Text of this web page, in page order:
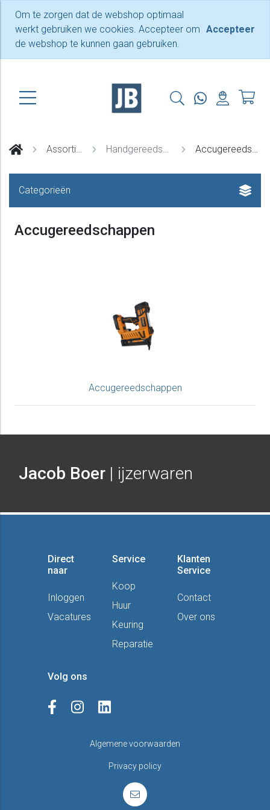
Om te zorgen dat de webshop optimaal
werkt gebruiken we cookies. Accepteer om
de webshop te kunnen gaan gebruiken.
Accepteer
Assortiment Handgereedschappen Accugereedschappen
Categorieën
Accugereedschappen
Accugereedschappen
Jacob Boer | ijzerwaren
Direct
naar
Inloggen
Vacatures
Service
Koop
Huur
Keuring
Reparatie
Klanten
Service
Contact
Over ons
Volg ons
Algemene voorwaarden
Privacy policy